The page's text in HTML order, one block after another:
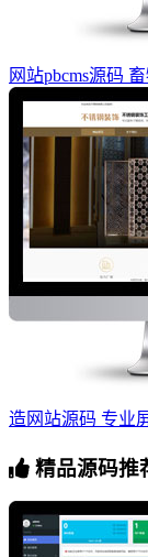
网站pbcms源码
造网站源码 专业
精品源码推